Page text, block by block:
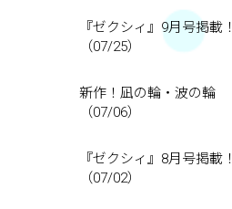
『ゼクシィ』9月号掲載！
（07/25）
新作！凪の輪・波の輪
（07/06）
『ゼクシィ』8月号掲載！
（07/02）